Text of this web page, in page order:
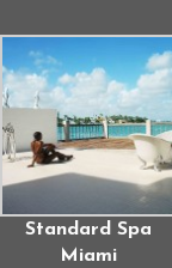
Standard Spa
Miami